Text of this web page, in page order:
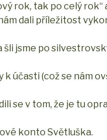
rok, tak po celý
dali příležitost
šli jsme po
účasti (což se nám
se v tom, že je tu
konto Světluška.